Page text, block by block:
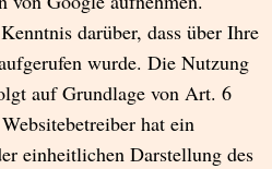
darüber, dass über Ihre
wurde. Die Nutzung
auf Grundlage von Art. 6
hat ein
einheitlichen Darstellung des